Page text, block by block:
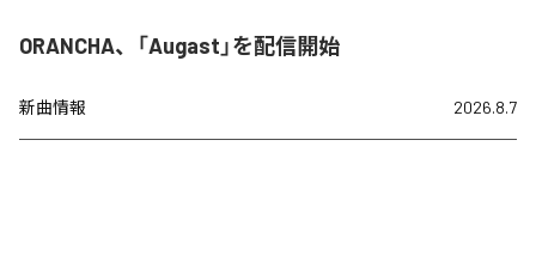
ORANCHA、「Augast」を配信開始
新曲情報 2026.8.7